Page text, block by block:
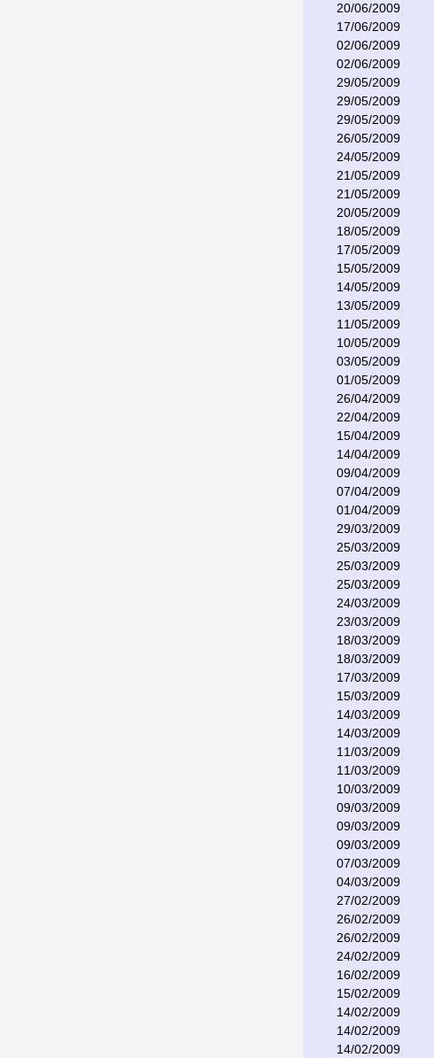
20/06/2009
17/06/2009
02/06/2009
02/06/2009
29/05/2009
29/05/2009
29/05/2009
26/05/2009
24/05/2009
21/05/2009
21/05/2009
20/05/2009
18/05/2009
17/05/2009
15/05/2009
14/05/2009
13/05/2009
11/05/2009
10/05/2009
03/05/2009
01/05/2009
26/04/2009
22/04/2009
15/04/2009
14/04/2009
09/04/2009
07/04/2009
01/04/2009
29/03/2009
25/03/2009
25/03/2009
25/03/2009
24/03/2009
23/03/2009
18/03/2009
18/03/2009
17/03/2009
15/03/2009
14/03/2009
14/03/2009
11/03/2009
11/03/2009
10/03/2009
09/03/2009
09/03/2009
09/03/2009
07/03/2009
04/03/2009
27/02/2009
26/02/2009
26/02/2009
24/02/2009
16/02/2009
15/02/2009
14/02/2009
14/02/2009
14/02/2009